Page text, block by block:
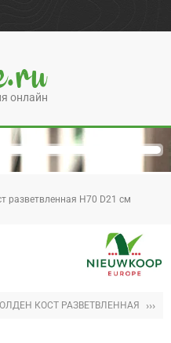
онлайн
разветвленная H70 D21 см
КОСТ РАЗВЕТВЛЕННАЯ ›››